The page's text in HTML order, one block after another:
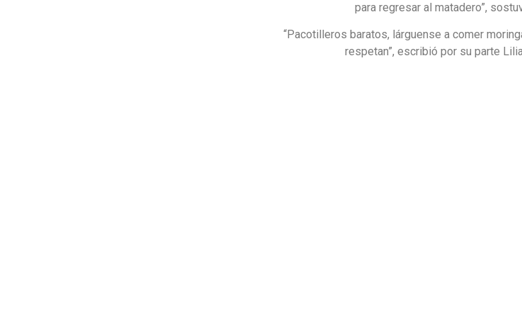
para regresar al matadero”,
“Pacotilleros baratos, lárguense a comer
respetan”, escribió por su parte